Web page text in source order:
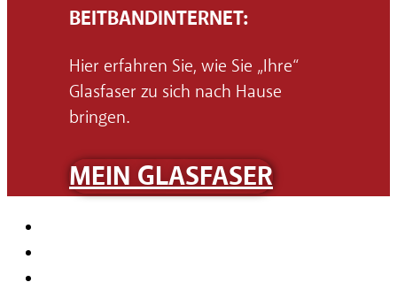
BEITBANDINTERNET:
Hier erfahren Sie, wie Sie „Ihre“
Glasfaser zu sich nach Hause
bringen.
MEIN GLASFASER